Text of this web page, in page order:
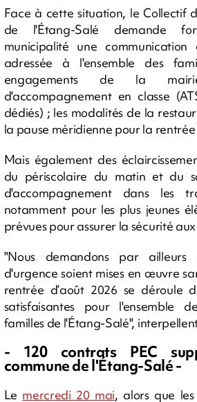
Face à cette situation, le Collectif
de l'Étang-Salé demande
municipalité une
adressée à l'ensemble des
engagements de la
d'accompagnement en classe
dédiés) ; les modalités de la
la pause méridienne pour la
Mais également des
du périscolaire du matin et du
d'accompagnement dans les
notamment pour les plus jeunes
prévues pour assurer la sécurité
"Nous demandons par ailleurs
d'urgence soient mises en œuvre
rentrée d’août 2026 se déroule
satisfaisantes pour l'ensemble
familles de l'Étang-Salé",
- 120 contrats PEC
commune de l'Étang-Salé -
Le mercredi 20 mai, alors que